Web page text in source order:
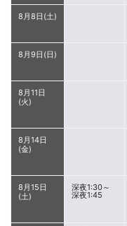
8月8日(土)
8月9日(日)
8月11日
(火)
8月14日
(金)
8月15日
(土)
深夜1:30～
深夜1:45